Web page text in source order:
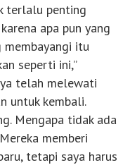
terlalu penting
apa pun yang
itu
seperti ini,”
telah melewati
untuk kembali.
Mengapa tidak ada
memberi
tetapi saya harus